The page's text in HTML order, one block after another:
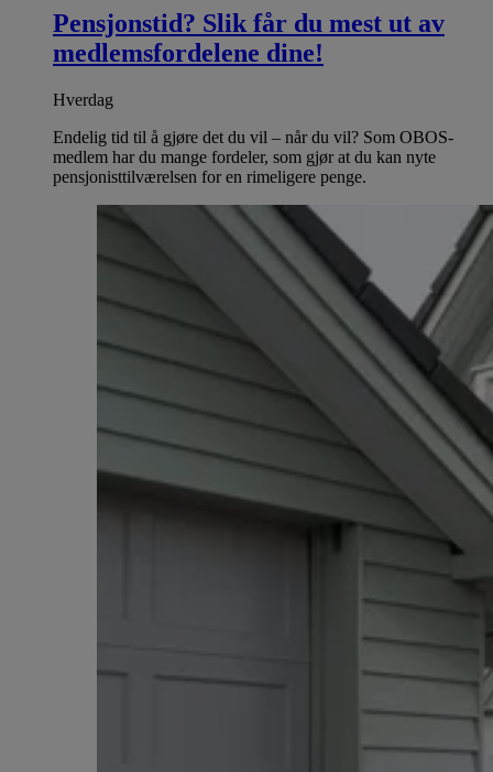
Pensjonstid? Slik får du mest ut av
medlemsfordelene dine!
Hverdag
Endelig tid til å gjøre det du vil – når du vil? Som OBOS-
medlem har du mange fordeler, som gjør at du kan nyte
pensjonisttilværelsen for en rimeligere penge.